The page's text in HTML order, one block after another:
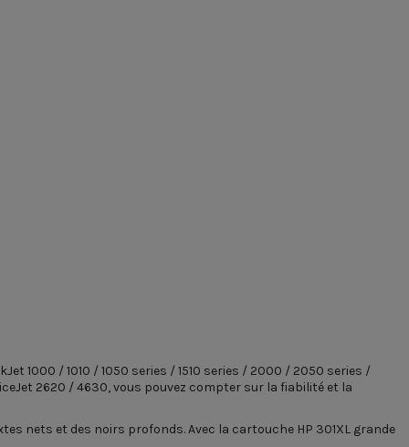
1000 / 1010 / 1050 series / 1510 series / 2000 / 2050 series /
2620 / 4630, vous pouvez compter sur la fiabilité et la
nets et des noirs profonds. Avec la cartouche HP 301XL grande